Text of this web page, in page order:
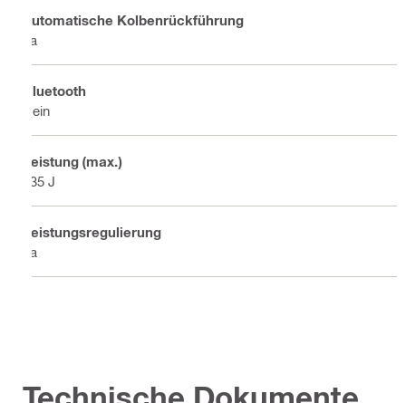
Automatische Kolbenrückführung
Ja
Bluetooth
Nein
Leistung (max.)
335 J
Leistungsregulierung
Ja